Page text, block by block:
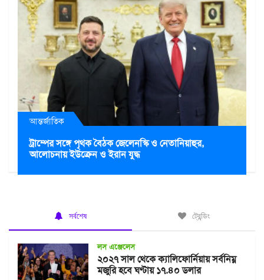
আন্তর্জাতিক
ট্রাম্পের সঙ্গে পৃথক বৈঠক জেলেনস্কি ও নেতানিয়াহুর,
আলোচনায় ইউক্রেন ও ইরান যুদ্ধ
সর্বশেষ ট্রেন্ডিং
লস এঞ্জেলেস
২০২৭ সাল থেকে ক্যালিফোর্নিয়ায় সর্বনিম্ন
মজুরি হবে ঘণ্টায় ১৭.৪০ ডলার